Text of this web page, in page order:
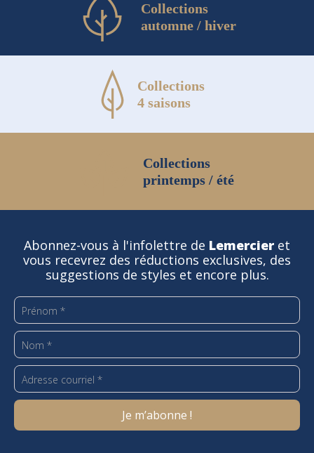
Collections
automne / hiver
Collections
4 saisons
Collections
printemps / été
Abonnez-vous à l'infolettre de Lemercier et
vous recevrez des réductions exclusives, des
suggestions de styles et encore plus.